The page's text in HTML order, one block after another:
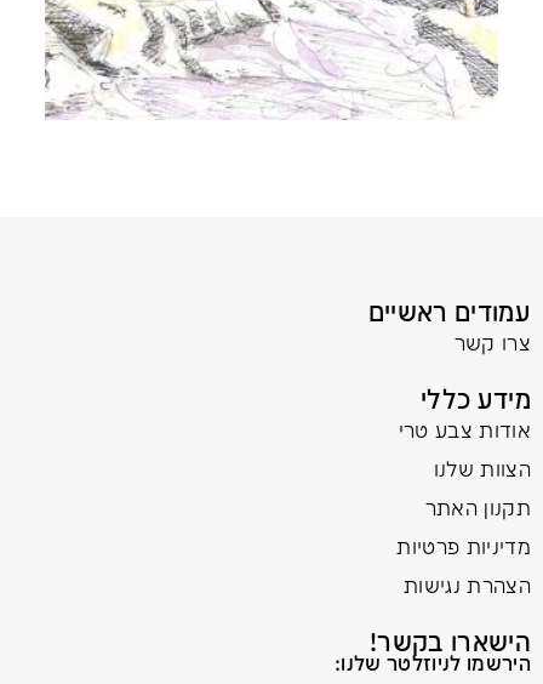
עמודים ראשיים
צרו קשר
מידע כללי
אודות צבע טרי
הצוות שלנו
תקנון האתר
מדיניות פרטיות
הצהרת נגישות
הישארו בקשר!
הירשמו לניוזלטר שלנו: